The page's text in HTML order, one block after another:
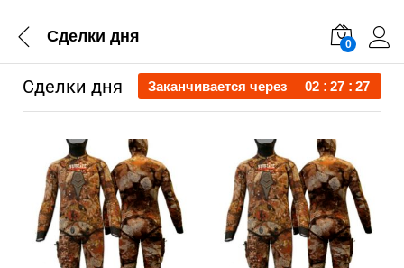
Сделки дня 0
Сделки дня Заканчивается через 02 27 26